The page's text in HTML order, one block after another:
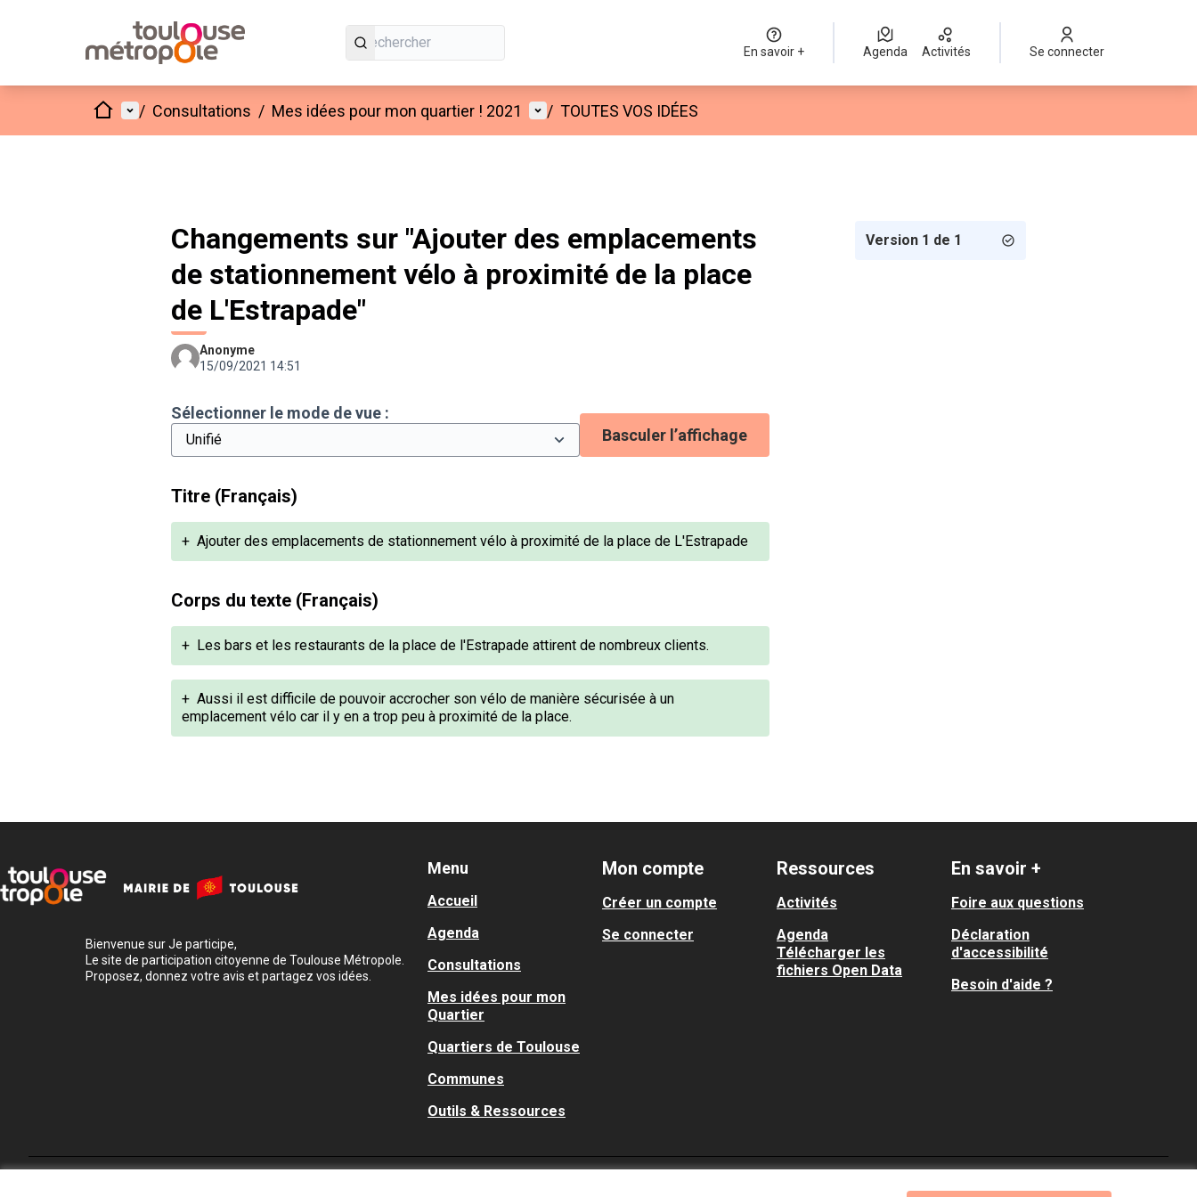
En savoir + Agenda Activités Se connecter
AccueilMenu principal
/ Consultations / Mes idées pour mon quartier ! 2021 Menu utilisateur
/ TOUTES VOS IDÉES
Changements sur "Ajouter des emplacements
de stationnement vélo à proximité de la place
de L'Estrapade"
Anonyme
15/09/2021 14:51
Sélectionner le mode de vue :
Basculer l’affichage
Titre (Français)
+ Ajouter des emplacements de stationnement vélo à proximité de la place de L'Estrapade
Corps du texte (Français)
+ Les bars et les restaurants de la place de l'Estrapade attirent de nombreux clients.
+ Aussi il est difficile de pouvoir accrocher son vélo de manière sécurisée à un
emplacement vélo car il y en a trop peu à proximité de la place.
Version 1 de 1
Bienvenue sur Je participe,
Le site de participation citoyenne de Toulouse Métropole.
Proposez, donnez votre avis et partagez vos idées.
Menu
Accueil
Agenda
Consultations
Mes idées pour mon
Quartier
Quartiers de Toulouse
Communes
Outils & Ressources
Mon compte
Créer un compte
Se connecter
Ressources
Activités
Agenda
Télécharger les
fichiers Open Data
En savoir +
Foire aux questions
Déclaration
d'accessibilité
Besoin d'aide ?